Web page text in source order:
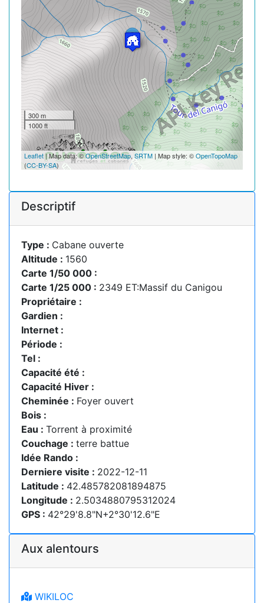
300 m
1000 ft
Leaflet| Map data: ©OpenStreetMap, SRTM | Map style: ©OpenTopoMap
(CC-BY-SA)
Descriptif
Type : Cabane ouverte
Altitude : 1560
Carte 1/50 000 :
Carte 1/25 000 : 2349 ET:Massif du Canigou
Propriétaire :
Gardien :
Internet :
Période :
Tel :
Capacité été :
Capacité Hiver :
Cheminée : Foyer ouvert
Bois :
Eau : Torrent à proximité
Couchage : terre battue
Idée Rando :
Derniere visite : 2022-12-11
Latitude : 42.485782081894875
Longitude : 2.5034880795312024
GPS : 42°29'8.8"N+2°30'12.6"E
Aux alentours
WIKILOC